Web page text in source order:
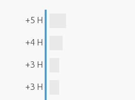
+5 H
+4 H
+3 H
+3 H